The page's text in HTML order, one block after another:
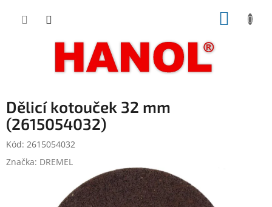
Dělicí kotouček 32 mm
(2615054032)
Kód: 2615054032
Značka: DREMEL